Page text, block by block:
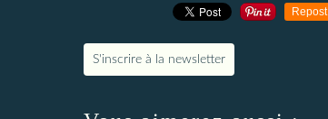
Repost
S'inscrire à la newsletter